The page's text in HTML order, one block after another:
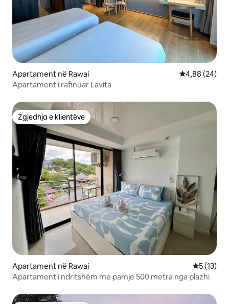
Apartament në Rawai Vlerësimi
4,88 (24)
Apartament i rafinuar Lavita
Zgjedhja e klientëve
Zgjedhja e klientëve
Apartament në Rawai Vlerësimi
5 (13)
Apartament i ndritshëm me pamje 500 metra nga plazhi